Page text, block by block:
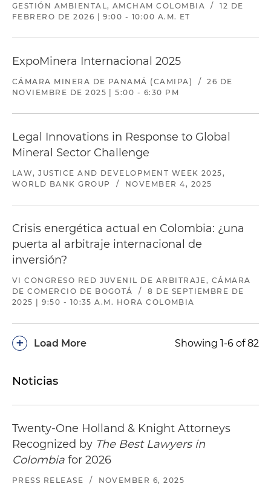
GESTIÓN AMBIENTAL, AMCHAM COLOMBIA
/
12 DE
FEBRERO DE 2026 | 9:00 - 10:00 A.M. ET
ExpoMinera Internacional 2025
CÁMARA MINERA DE PANAMÁ (CAMIPA) /
26 DE
NOVIEMBRE DE 2025 | 5:00 - 6:30 PM
Legal Innovations in Response to Global
Mineral Sector Challenge
LAW, JUSTICE AND DEVELOPMENT WEEK 2025,
WORLD BANK GROUP
/ NOVEMBER 4, 2025
Crisis energética actual en Colombia: ¿una
puerta al arbitraje internacional de
inversión?
VI CONGRESO RED JUVENIL DE ARBITRAJE, CÁMARA
DE COMERCIO DE BOGOTÁ
/
8 DE SEPTIEMBRE DE
2025 | 9:50 - 10:35 A.M. HORA COLOMBIA
Load More
+ Showing 1-6 of 82
Noticias
Twenty-One Holland & Knight Attorneys
Recognized by The Best Lawyers in
Colombia for 2026
PRESS RELEASE / NOVEMBER 6, 2025